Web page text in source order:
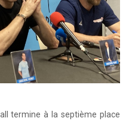
termine à la septième place